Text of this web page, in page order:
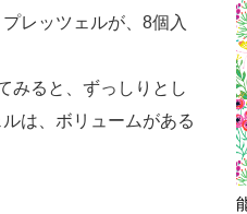
レッツェルが、8個入
みると、ずっしりとし
は、ボリュームがある